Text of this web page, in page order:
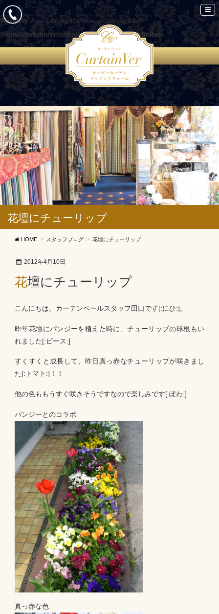
Warning: A non-numeric value encountered in
/home/curtainver/curtain-ver.com/public_html/wp-
content/themes/curtain/functions.php
on line 86
花壇にチューリップ
HOME スタッフブログ 花壇にチューリップ
2012年4月10日
花壇にチューリップ
こんにちは、カーテンベールスタッフ田口です[:にひ:]。
昨年花壇にパンジーを植えた時に、チューリップの球根もい
れました[:ピース:]
すくすくと成長して、昨日真っ赤なチューリップが咲きまし
た[:トマト:]！！
他の色ももうすぐ咲きそうですなので楽しみです[:ぽわ:]
パンジーとのコラボ
真っ赤な色